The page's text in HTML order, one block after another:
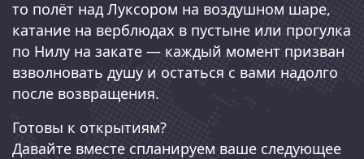
то полёт над Луксором на воздушном шаре,
катание на верблюдах в пустыне или прогулка
по Нилу на закате — каждый момент призван
взволновать душу и остаться с вами надолго
после возвращения.
Готовы к открытиям?
Давайте вместе спланируем ваше следующее